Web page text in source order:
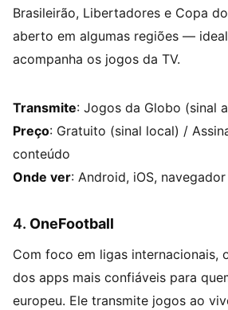
Brasileirão, Libertadores e Copa
aberto em algumas regiões —
acompanha os jogos da TV.
Transmite: Jogos da Globo (sinal
Preço: Gratuito (sinal local) /
conteúdo
Onde ver: Android, iOS, navegador
4. OneFootball
Com foco em ligas internacionais,
dos apps mais confiáveis para
europeu. Ele transmite jogos ao